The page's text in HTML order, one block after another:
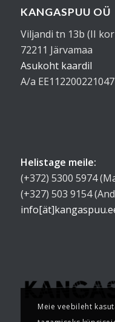
KANGASPUU OÜ
Viljandi tn 13b (II
72211 Järvamaa
Asukoht kaardil
A/a
Helistage meile:
(+372) 5300 5974
(+327) 503 9154
Meie veebileht